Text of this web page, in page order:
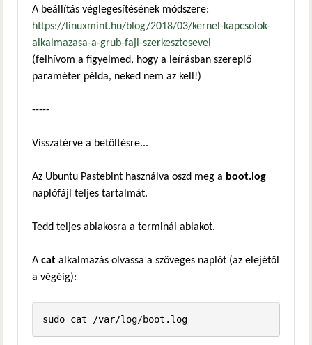
A beállítás véglegesítésének módszere:
https://linuxmint.hu/blog/2018/03/kernel-kapcsolok-
alkalmazasa-a-grub-fajl-szerkesztesevel
(felhívom a figyelmed, hogy a leírásban szereplő
paraméter példa, neked nem az kell!)
-----
Visszatérve a betöltésre...
Az Ubuntu Pastebint használva oszd meg a boot.log
naplófájl teljes tartalmát.
Tedd teljes ablakosra a terminál ablakot.
A cat alkalmazás olvassa a szöveges naplót (az elejétől
a végéig):
sudo cat /var/log/boot.log